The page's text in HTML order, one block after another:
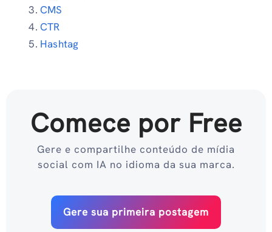
CMS
CTR
Hashtag
Comece por Free
Gere e compartilhe conteúdo de mídia
social com IA no idioma da sua marca.
Gere sua primeira postagem